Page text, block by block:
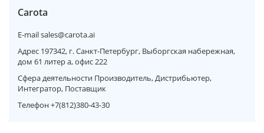
Carota
E-mailsales@carota.ai
Адрес 197342, г. Санкт-Петербург, Выборгская набережная,
дом 61 литер а, офис 222
Сфера деятельности Производитель, Дистрибьютер,
Интегратор, Поставщик
Телефон+7(812)380-43-30